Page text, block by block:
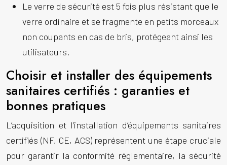
Le verre de sécurité est 5 fois plus résistant que le
verre ordinaire et se fragmente en petits morceaux
non coupants en cas de bris, protégeant ainsi les
utilisateurs.
Choisir et installer des équipements
sanitaires certifiés : garanties et
bonnes pratiques
L’acquisition et l’installation d’équipements sanitaires
certifiés (NF, CE, ACS) représentent une étape cruciale
pour garantir la conformité réglementaire, la sécurité